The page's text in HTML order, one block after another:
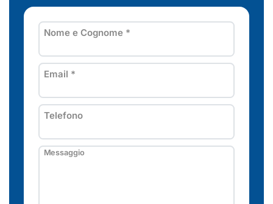
Nome e Cognome *
Email *
Telefono
Messaggio